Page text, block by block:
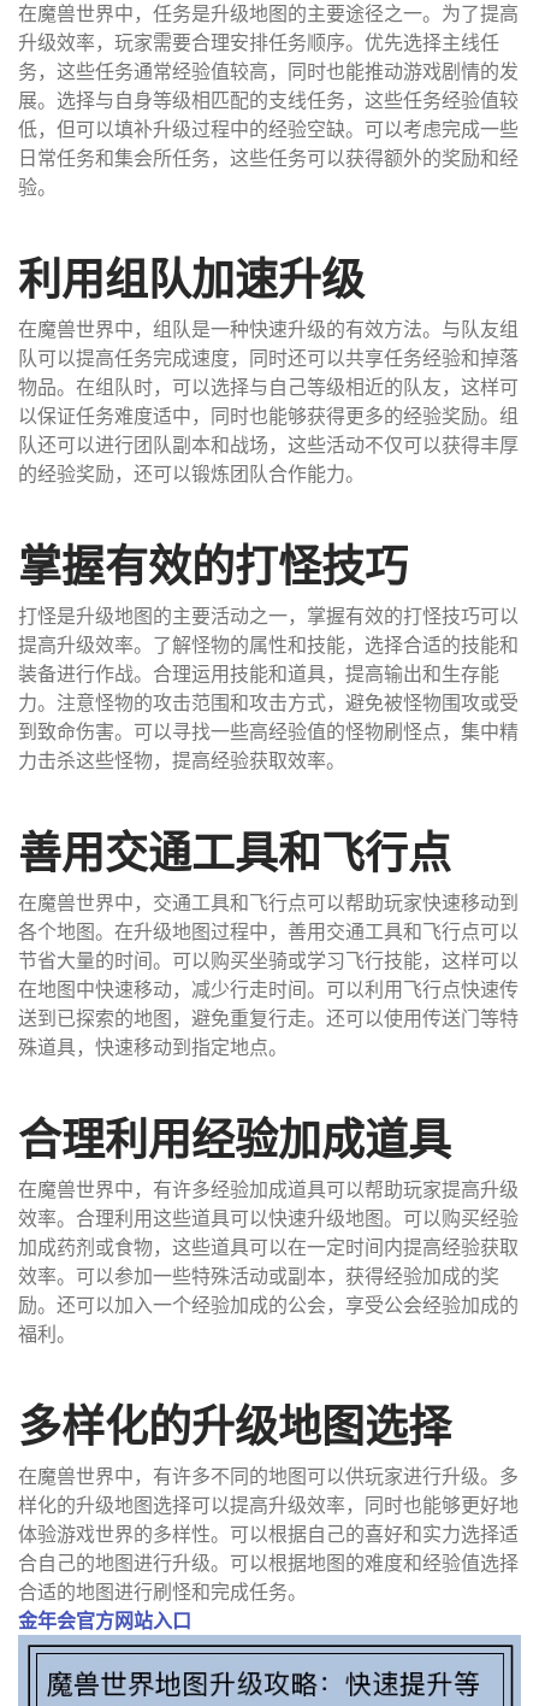
在魔兽世界中，任务是升级地图的主要途径之一。为了提高
升级效率，玩家需要合理安排任务顺序。优先选择主线任
务，这些任务通常经验值较高，同时也能推动游戏剧情的发
展。选择与自身等级相匹配的支线任务，这些任务经验值较
低，但可以填补升级过程中的经验空缺。可以考虑完成一些
日常任务和集会所任务，这些任务可以获得额外的奖励和经
验。
利用组队加速升级
在魔兽世界中，组队是一种快速升级的有效方法。与队友组
队可以提高任务完成速度，同时还可以共享任务经验和掉落
物品。在组队时，可以选择与自己等级相近的队友，这样可
以保证任务难度适中，同时也能够获得更多的经验奖励。组
队还可以进行团队副本和战场，这些活动不仅可以获得丰厚
的经验奖励，还可以锻炼团队合作能力。
掌握有效的打怪技巧
打怪是升级地图的主要活动之一，掌握有效的打怪技巧可以
提高升级效率。了解怪物的属性和技能，选择合适的技能和
装备进行作战。合理运用技能和道具，提高输出和生存能
力。注意怪物的攻击范围和攻击方式，避免被怪物围攻或受
到致命伤害。可以寻找一些高经验值的怪物刷怪点，集中精
力击杀这些怪物，提高经验获取效率。
善用交通工具和飞行点
在魔兽世界中，交通工具和飞行点可以帮助玩家快速移动到
各个地图。在升级地图过程中，善用交通工具和飞行点可以
节省大量的时间。可以购买坐骑或学习飞行技能，这样可以
在地图中快速移动，减少行走时间。可以利用飞行点快速传
送到已探索的地图，避免重复行走。还可以使用传送门等特
殊道具，快速移动到指定地点。
合理利用经验加成道具
在魔兽世界中，有许多经验加成道具可以帮助玩家提高升级
效率。合理利用这些道具可以快速升级地图。可以购买经验
加成药剂或食物，这些道具可以在一定时间内提高经验获取
效率。可以参加一些特殊活动或副本，获得经验加成的奖
励。还可以加入一个经验加成的公会，享受公会经验加成的
福利。
多样化的升级地图选择
在魔兽世界中，有许多不同的地图可以供玩家进行升级。多
样化的升级地图选择可以提高升级效率，同时也能够更好地
体验游戏世界的多样性。可以根据自己的喜好和实力选择适
合自己的地图进行升级。可以根据地图的难度和经验值选择
合适的地图进行刷怪和完成任务。
金年会官方网站入口